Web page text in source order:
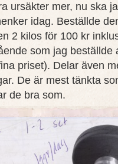
ursäkter mer, nu ska
idag. Beställde
2 kilos för 100 kr
som jag beställde
priset). Delar även
De är mest tänkta
de bra som.